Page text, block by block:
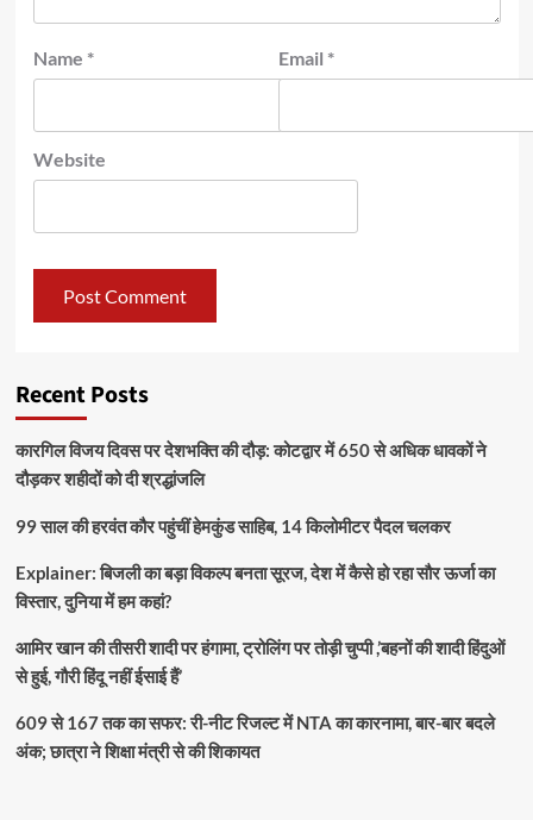
Name * Email *
Website
Recent Posts
कारगिल विजय दिवस पर देशभक्ति की दौड़: कोटद्वार में 650 से अधिक धावकों ने
दौड़कर शहीदों को दी श्रद्धांजलि
99 साल की हरवंत कौर पहुंचीं हेमकुंड साहिब, 14 किलोमीटर पैदल चलकर
Explainer: बिजली का बड़ा विकल्प बनता सूरज, देश में कैसे हो रहा सौर ऊर्जा का
विस्तार, दुनिया में हम कहां?
आमिर खान की तीसरी शादी पर हंगामा, ट्रोलिंग पर तोड़ी चुप्पी ,’बहनों की शादी हिंदुओं
से हुई, गौरी हिंदू नहीं ईसाई हैं’
609 से 167 तक का सफर: री-नीट रिजल्ट में NTA का कारनामा, बार-बार बदले
अंक; छात्रा ने शिक्षा मंत्री से की शिकायत